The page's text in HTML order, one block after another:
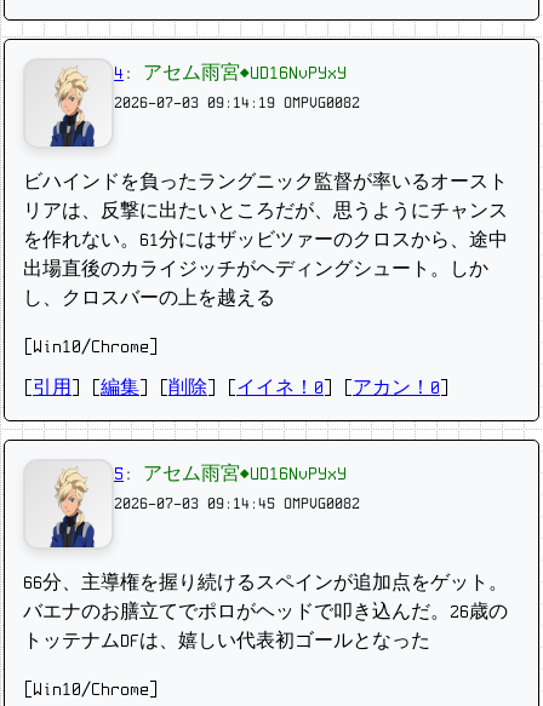
4 : アセム雨宮◆UD16NvPYxY
2026-07-03 09:14:19 OMPVG0082
ビハインドを負ったラングニック監督が率いるオースト
リアは、反撃に出たいところだが、思うようにチャンス
を作れない。61分にはザッビツァーのクロスから、途中
出場直後のカライジッチがヘディングシュート。しか
し、クロスバーの上を越える
[Win10/Chrome]
引用 編集 削除 イイネ！0 アカン！0
5 : アセム雨宮◆UD16NvPYxY
2026-07-03 09:14:45 OMPVG0082
66分、主導権を握り続けるスペインが追加点をゲット。
バエナのお膳立てでポロがヘッドで叩き込んだ。26歳の
トッテナムDFは、嬉しい代表初ゴールとなった
[Win10/Chrome]